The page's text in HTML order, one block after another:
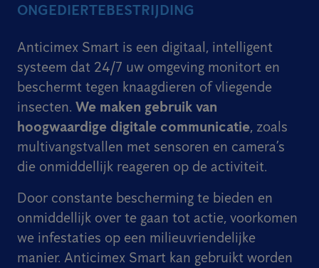
ONGEDIERTEBESTRIJDING
Anticimex Smart is een digitaal, intelligent
systeem dat 24/7 uw omgeving monitort en
beschermt tegen knaagdieren of vliegende
insecten. We maken gebruik van
hoogwaardige digitale communicatie, zoals
multivangstvallen met sensoren en camera’s
die onmiddellijk reageren op de activiteit.
Door constante bescherming te bieden en
onmiddellijk over te gaan tot actie, voorkomen
we infestaties op een milieuvriendelijke
manier. Anticimex Smart kan gebruikt worden